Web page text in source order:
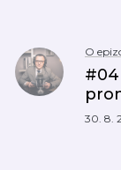
O
#04
30. 8.